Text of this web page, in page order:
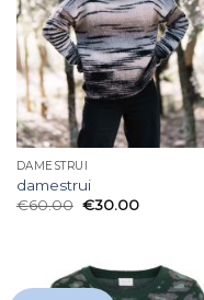
DAMESTRUI
damestrui
€60.00 €30.00